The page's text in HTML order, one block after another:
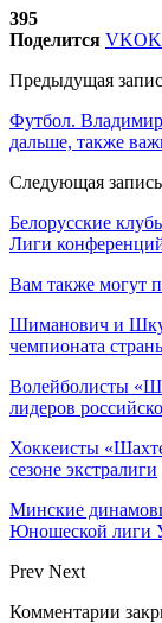
395
Поделится VK
Предыдущая
Футбол.
дальше, также
Следующая запись
Белорусские
Лиги
Вам также могут
Шиманович и
чемпионата
Волейболисты
лидеров
Хоккеисты
сезоне экстралиги
Минские
Юношеской лиги
Prev Next
Комментарии